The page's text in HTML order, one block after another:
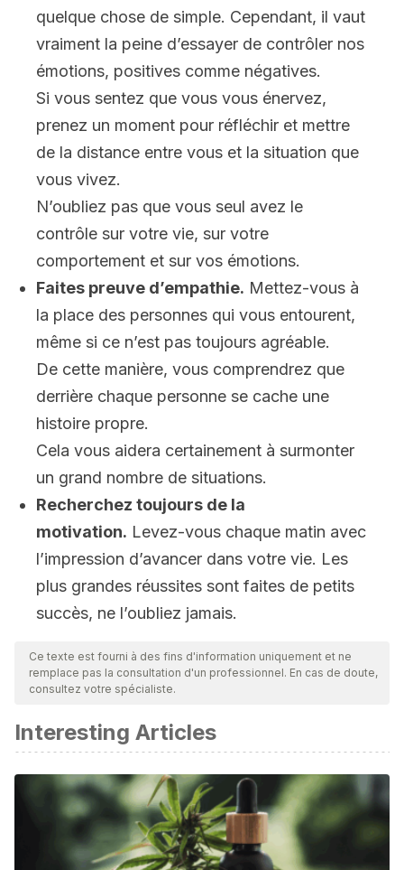
quelque chose de simple. Cependant, il vaut
vraiment la peine d’essayer de contrôler nos
émotions, positives comme négatives.
Si vous sentez que vous vous énervez,
prenez un moment pour réfléchir et mettre
de la distance entre vous et la situation que
vous vivez.
N’oubliez pas que vous seul avez le
contrôle sur votre vie, sur votre
comportement et sur vos émotions.
Faites preuve d’empathie. Mettez-vous à
la place des personnes qui vous entourent,
même si ce n’est pas toujours agréable.
De cette manière, vous comprendrez que
derrière chaque personne se cache une
histoire propre.
Cela vous aidera certainement à surmonter
un grand nombre de situations.
Recherchez toujours de la
motivation. Levez-vous chaque matin avec
l’impression d’avancer dans votre vie. Les
plus grandes réussites sont faites de petits
succès, ne l’oubliez jamais.
Ce texte est fourni à des fins d'information uniquement et ne
remplace pas la consultation d'un professionnel. En cas de doute,
consultez votre spécialiste.
Interesting Articles